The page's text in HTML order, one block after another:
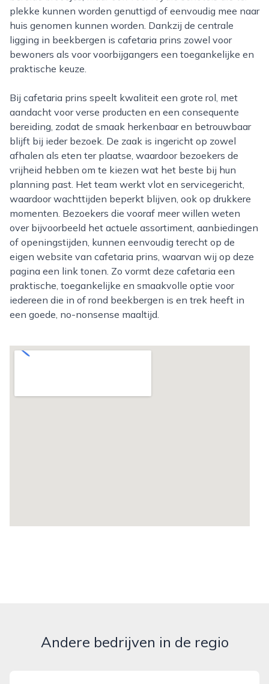
plekke kunnen worden genuttigd of eenvoudig mee naar
huis genomen kunnen worden. Dankzij de centrale
ligging in beekbergen is cafetaria prins zowel voor
bewoners als voor voorbijgangers een toegankelijke en
praktische keuze.
Bij cafetaria prins speelt kwaliteit een grote rol, met
aandacht voor verse producten en een consequente
bereiding, zodat de smaak herkenbaar en betrouwbaar
blijft bij ieder bezoek. De zaak is ingericht op zowel
afhalen als eten ter plaatse, waardoor bezoekers de
vrijheid hebben om te kiezen wat het beste bij hun
planning past. Het team werkt vlot en servicegericht,
waardoor wachttijden beperkt blijven, ook op drukkere
momenten. Bezoekers die vooraf meer willen weten
over bijvoorbeeld het actuele assortiment, aanbiedingen
of openingstijden, kunnen eenvoudig terecht op de
eigen website van cafetaria prins, waarvan wij op deze
pagina een link tonen. Zo vormt deze cafetaria een
praktische, toegankelijke en smaakvolle optie voor
iedereen die in of rond beekbergen is en trek heeft in
een goede, no-nonsense maaltijd.
Andere bedrijven in de regio